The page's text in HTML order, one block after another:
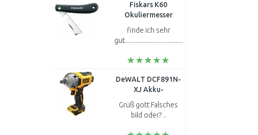
Fiskars K60
Okuliermesser
17cm, (125900)
1001625
finde ich sehr
gut............................................
DeWALT DCF891N-
XJ Akku-
Schlagschrauber
(1/2"/ 813Nm) XR (
(18V/ ohne Akku
und Ladegerät)
Grüß gott Falsches
bild oder? ..